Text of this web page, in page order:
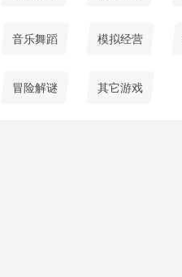
音乐舞蹈 模拟经营
冒险解谜 其它游戏